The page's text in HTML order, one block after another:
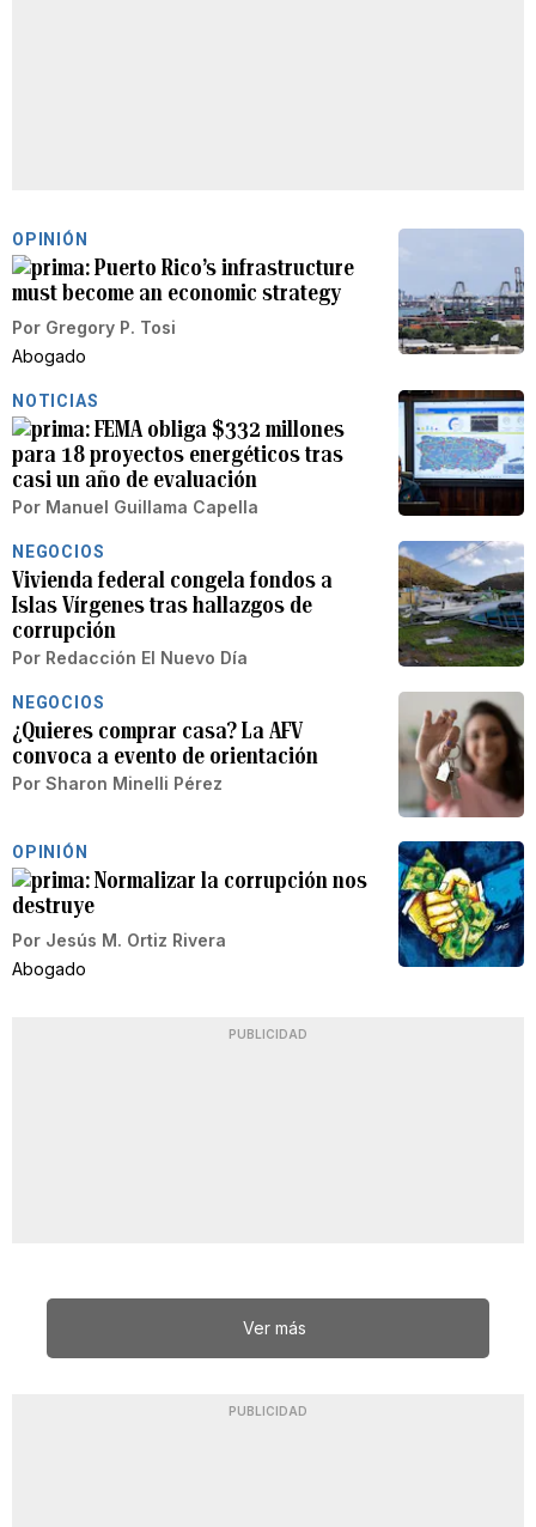
OPINIÓN
Puerto Rico’s infrastructure
must become an economic strategy
Por Gregory P. Tosi
Abogado
NOTICIAS
FEMA obliga $332 millones
para 18 proyectos energéticos tras
casi un año de evaluación
Por Manuel Guillama Capella
NEGOCIOS
Vivienda federal congela fondos a
Islas Vírgenes tras hallazgos de
corrupción
Por Redacción El Nuevo Día
NEGOCIOS
¿Quieres comprar casa? La AFV
convoca a evento de orientación
Por Sharon Minelli Pérez
OPINIÓN
Normalizar la corrupción nos
destruye
Por Jesús M. Ortiz Rivera
Abogado
PUBLICIDAD
Ver más
PUBLICIDAD